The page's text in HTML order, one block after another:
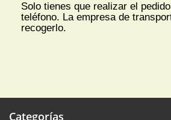
Solo tienes que realizar el
teléfono. La empresa de
recogerlo.
Categorías